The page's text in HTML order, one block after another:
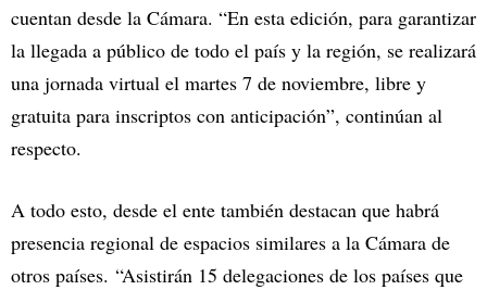
cuentan desde la Cámara. “En esta edición, para garantizar
la llegada a público de todo el país y la región, se realizará
una jornada virtual el martes 7 de noviembre, libre y
gratuita para inscriptos con anticipación”, continúan al
respecto.
A todo esto, desde el ente también destacan que habrá
presencia regional de espacios similares a la Cámara de
otros países. “Asistirán 15 delegaciones de los países que